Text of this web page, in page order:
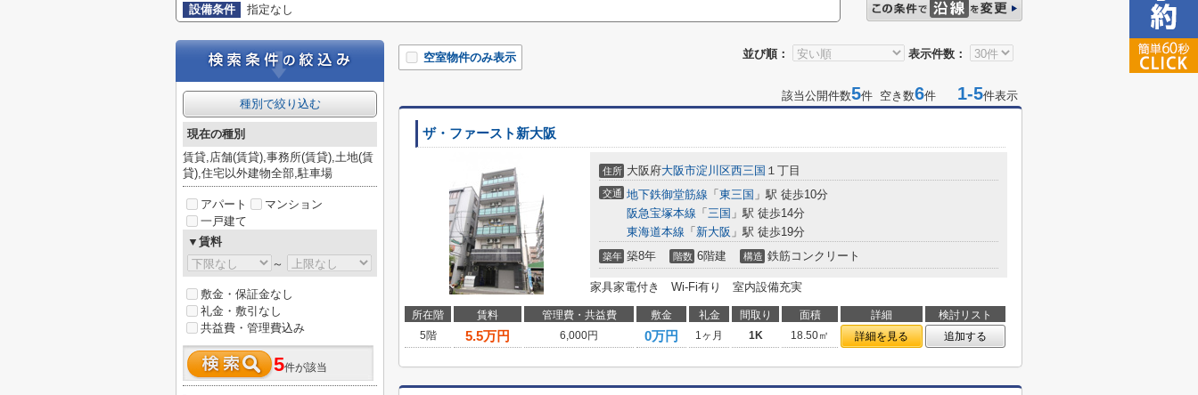
設備条件
指定なし
並び順： 表示件数：
空室物件のみ表示
該当公開件数5件 空き数6件 1-5件表示
ザ・ファースト新大阪
住所 大阪府大阪市淀川区西三国 １丁目
交通 地下鉄御堂筋線 「 東三国 」駅 徒歩10分
阪急宝塚本線 「 三国 」駅 徒歩14分
東海道本線 「 新大阪 」駅 徒歩19分
築年 築8年 階数 6階建 構造 鉄筋コンクリート
家具家電付き Wi-Fi有り 室内設備充実
所在階 賃料 管理費・共益費 敷金 礼金 間取り 面積 詳細
検討リスト
5階
5.5万円 6,000円 0万円 1ヶ月 1K 18.50㎡ 詳細を見る 追加する
種別で絞り込む
現在の種別
賃貸,店舗(賃貸),事務所(賃貸),土地(賃
貸),住宅以外建物全部,駐車場
アパート
マンション
一戸建て
▼賃料
～
敷金・保証金なし
礼金・敷引なし
共益費・管理費込み
5件が該当